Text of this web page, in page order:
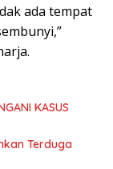
ada tempat
KASUS
Terduga